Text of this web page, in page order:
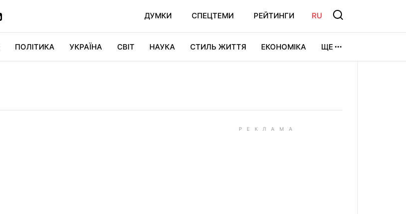
ДУМКИ СПЕЦТЕМИ РЕЙТИНГИ RU
ПОЛІТИКА УКРАЇНА СВІТ НАУКА СТИЛЬ ЖИТТЯ ЕКОНОМІКА ЩЕ